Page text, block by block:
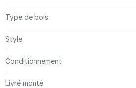
Type de bois
Style
Conditionnement
Livré monté